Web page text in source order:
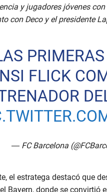
y jugadores jóvenes
con Deco y el presidente
FLICK
— FC Barcelona
el estratega destacó que
Bayern, donde se convirtió